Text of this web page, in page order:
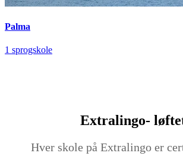
Palma
1 sprogskole
Extralingo-
Hver skole på Extralingo er